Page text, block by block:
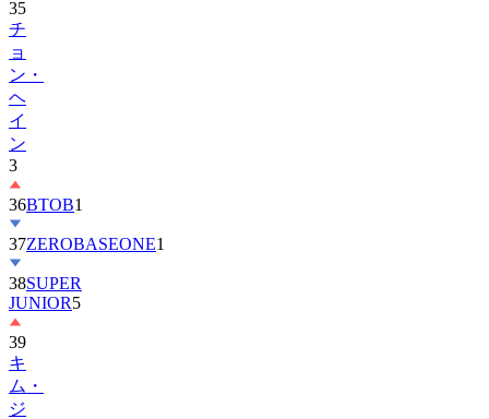
ョ
ン・
ヘ
イ
ン
3
36
37ZEROBASEONE
38SUPER
JUNIOR
39
キ
ム・
ジ
ウ
ォ